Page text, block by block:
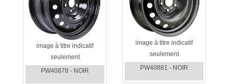
image à titre indicatif
seulement
PW40878 - NOIR
image à titre indicatif
seulement
PW40881 - NOIR